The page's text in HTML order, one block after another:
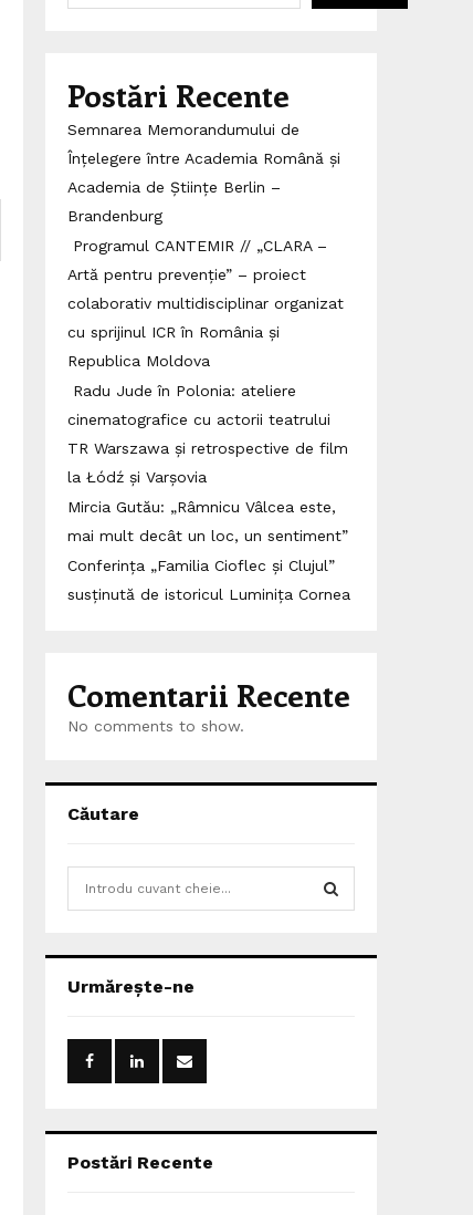
Postări Recente
Semnarea Memorandumului de
Înțelegere între Academia Română și
Academia de Științe Berlin –
Brandenburg
Programul CANTEMIR // „CLARA –
Artă pentru prevenție” – proiect
colaborativ multidisciplinar organizat
cu sprijinul ICR în România și
Republica Moldova
Radu Jude în Polonia: ateliere
cinematografice cu actorii teatrului
TR Warszawa și retrospective de film
la Łódź și Varșovia
Mircia Gutău: „Râmnicu Vâlcea este,
mai mult decât un loc, un sentiment”
Conferința „Familia Cioflec și Clujul”
susținută de istoricul Luminița Cornea
Comentarii Recente
No comments to show.
Căutare
h
o
:
Urmărește-ne
Postări Recente